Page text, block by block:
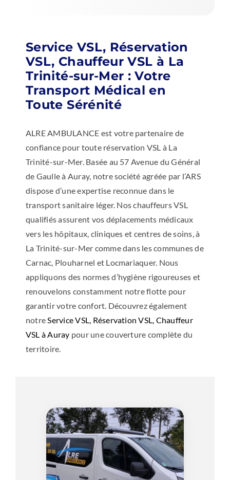
Service VSL, Réservation
VSL, Chauffeur VSL à La
Trinité-sur-Mer : Votre
Transport Médical en
Toute Sérénité
ALRE AMBULANCE est votre partenaire de
confiance pour toute réservation VSL à La
Trinité-sur-Mer. Basée au 57 Avenue du Général
de Gaulle à Auray, notre société agréée par l’ARS
dispose d’une expertise reconnue dans le
transport sanitaire léger. Nos chauffeurs VSL
qualifiés assurent vos déplacements médicaux
vers les hôpitaux, cliniques et centres de soins, à
La Trinité-sur-Mer comme dans les communes de
Carnac, Plouharnel et Locmariaquer. Nous
appliquons des normes d’hygiène rigoureuses et
renouvelons constamment notre flotte pour
garantir votre confort. Découvrez également
notreService VSL, Réservation VSL, Chauffeur
VSL à Auray pour une couverture complète du
territoire.